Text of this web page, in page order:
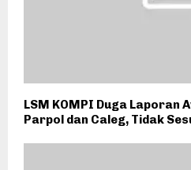
LSM KOMPI Duga Laporan
Parpol dan Caleg, Tidak